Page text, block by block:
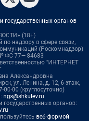
государственных органов
(18+)
надзору в сфере связи,
(Роскомнадзор)
ФС 77— 84683
"ИНТЕРНЕТ
Александровна
ул. Ленина, д. 12, 6 этаж,
00-00 (круглосуточно)
ngs@shkulev.ru
органов:
веб-формой